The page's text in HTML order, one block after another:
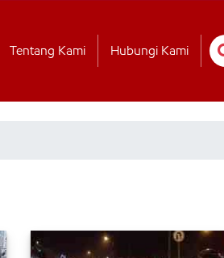
Tentang Kami Hubungi Kami